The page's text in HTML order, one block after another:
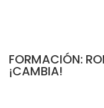
FORMACIÓN:
¡CAMBIA!